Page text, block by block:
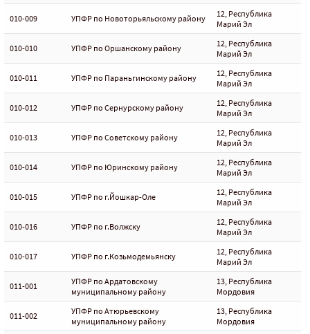
010-009 УПФР по Новоторьяльскому району
12, Республика
Марий Эл
010-010 УПФР по Оршанскому району
12, Республика
Марий Эл
010-011 УПФР по Параньгинскому району
12, Республика
Марий Эл
010-012 УПФР по Сернурскому району
12, Республика
Марий Эл
010-013 УПФР по Советскому району
12, Республика
Марий Эл
010-014 УПФР по Юринскому району
12, Республика
Марий Эл
010-015 УПФР по г.Йошкар-Оле
12, Республика
Марий Эл
010-016 УПФР по г.Волжску
12, Республика
Марий Эл
010-017 УПФР по г.Козьмодемьянску
12, Республика
Марий Эл
011-001
УПФР по Ардатовскому
муниципальному району
13, Республика
Мордовия
011-002
УПФР по Атюрьевскому
муниципальному району
13, Республика
Мордовия